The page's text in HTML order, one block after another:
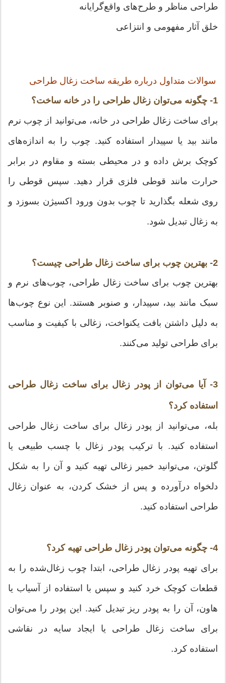
طراحی مناظر و طرح‌های واقع‌گرایانه
خلق آثار مفهومی و انتزاعی
سوالات متداول درباره طریقه ساخت زغال طراحی
1- چگونه می‌توان زغال طراحی را در خانه ساخت؟
برای ساخت زغال طراحی در خانه، می‌توانید از چوب نرم
مانند بید یا سپیدار استفاده کنید. چوب را به اندازه‌های
کوچک برش داده و در محیطی بسته و مقاوم در برابر
حرارت مانند قوطی فلزی قرار دهید. سپس قوطی را
روی شعله بگذارید تا چوب بدون ورود اکسیژن بسوزد و
به زغال تبدیل شود.
2- بهترین چوب برای ساخت زغال طراحی چیست؟
بهترین چوب برای ساخت زغال طراحی، چوب‌های نرم و
سبک مانند بید، سپیدار، و صنوبر هستند. این نوع چوب‌ها
به دلیل داشتن بافت یکنواخت، زغالی با کیفیت و مناسب
برای طراحی تولید می‌کنند.
3- آیا می‌توان از پودر زغال برای ساخت زغال طراحی
استفاده کرد؟
بله، می‌توانید از پودر زغال برای ساخت زغال طراحی
استفاده کنید. با ترکیب پودر زغال با چسب طبیعی یا
گلوتن، می‌توانید خمیر زغالی تهیه کنید و آن را به شکل
دلخواه درآورده و پس از خشک کردن، به عنوان زغال
طراحی استفاده کنید.
4- چگونه می‌توان پودر زغال طراحی تهیه کرد؟
برای تهیه پودر زغال طراحی، ابتدا چوب زغال‌شده را به
قطعات کوچک خرد کنید و سپس با استفاده از آسیاب یا
هاون، آن را به پودر ریز تبدیل کنید. این پودر را می‌توان
برای ساخت زغال طراحی یا ایجاد سایه در نقاشی
استفاده کرد.